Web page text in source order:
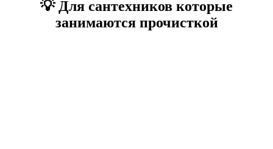
💡 Для сантехников которые
занимаются прочисткой